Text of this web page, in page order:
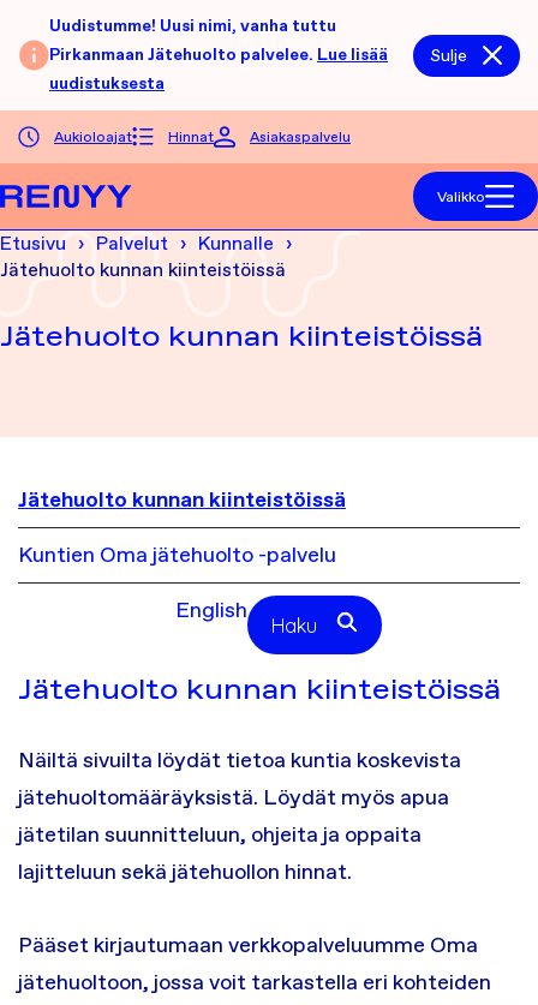
Siirry sisältöön
Uudistumme! Uusi nimi, vanha tuttu
Pirkanmaan Jätehuolto palvelee. Lue lisää
uudistuksesta
Sulje
Aukioloajat Hinnat Asiakaspalvelu
Valikko
Etusivu Palvelut
Kunnalle
Jätehuolto kunnan kiinteistöissä
Jätehuolto kunnan kiinteistöissä
Jätehuolto kunnan kiinteistöissä
Kuntien Oma jätehuolto -palvelu
English
Haku
Jätehuolto kunnan kiinteistöissä
Näiltä sivuilta löydät tietoa kuntia koskevista
jätehuoltomääräyksistä. Löydät myös apua
jätetilan suunnitteluun, ohjeita ja oppaita
lajitteluun sekä jätehuollon hinnat.
Pääset kirjautumaan verkkopalveluumme Oma
jätehuoltoon, jossa voit tarkastella eri kohteiden